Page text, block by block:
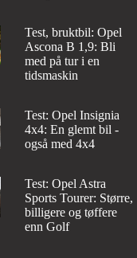
Test, bruktbil: Opel
Ascona B 1,9: Bli
med på tur i en
tidsmaskin
Test: Opel Insignia
4x4: En glemt bil -
også med 4x4
Test: Opel Astra
Sports Tourer: Større,
billigere og tøffere
enn Golf